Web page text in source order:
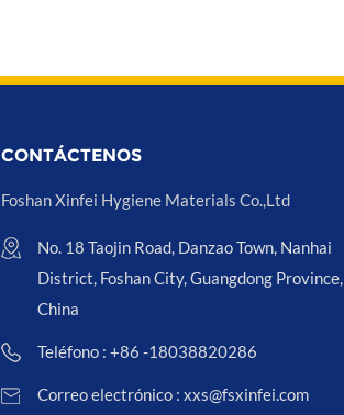
CONTÁCTENOS
Foshan Xinfei Hygiene Materials Co.,Ltd
No. 18 Taojin Road, Danzao Town, Nanhai
District, Foshan City, Guangdong Province,
China
Teléfono : +86 -18038820286
Correo electrónico : xxs@fsxinfei.com